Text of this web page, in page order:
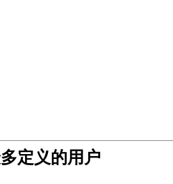
定义的用户